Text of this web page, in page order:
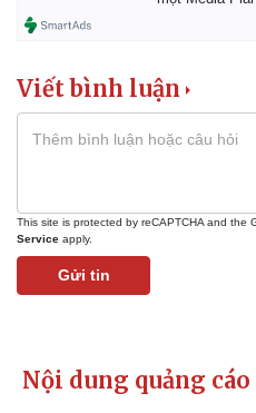
Bất động sản
Khởi nghiệp
Viết bình luận
This site is protected by reCAPTCHA and the
Service apply.
Gửi tin